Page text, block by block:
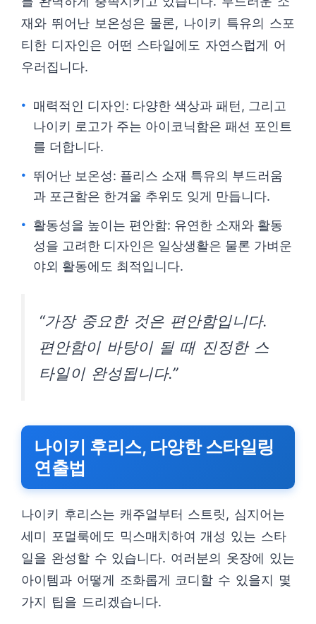
재와 뛰어난 보온성은 물론, 나이키 특유의 스포
티한 디자인은 어떤 스타일에도 자연스럽게 어
우러집니다.
매력적인 디자인: 다양한 색상과 패턴, 그리고
나이키 로고가 주는 아이코닉함은 패션 포인트
를 더합니다.
뛰어난 보온성: 플리스 소재 특유의 부드러움
과 포근함은 한겨울 추위도 잊게 만듭니다.
활동성을 높이는 편안함: 유연한 소재와 활동
성을 고려한 디자인은 일상생활은 물론 가벼운
야외 활동에도 최적입니다.
“가장 중요한 것은 편안함입니다.
편안함이 바탕이 될 때 진정한 스
타일이 완성됩니다.”
나이키 후리스, 다양한 스타일링
연출법
나이키 후리스는 캐주얼부터 스트릿, 심지어는
세미 포멀룩에도 믹스매치하여 개성 있는 스타
일을 완성할 수 있습니다. 여러분의 옷장에 있는
아이템과 어떻게 조화롭게 코디할 수 있을지 몇
가지 팁을 드리겠습니다.